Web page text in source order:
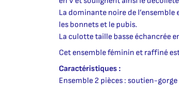
La dominante noire de
les bonnets et le pubis.
La culotte taille basse échancrée
Cet ensemble féminin et raffiné
Caractéristiques :
Ensemble 2 pièces : soutien-